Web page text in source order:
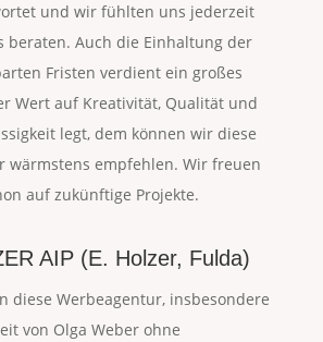
und wir fühlten uns jederzeit
beraten. Auch die Einhaltung der
Fristen verdient ein großes
Wert auf Kreativität, Qualität und
legt, dem können wir diese
wärmstens empfehlen. Wir freuen
auf zukünftige Projekte.
AIP (E. Holzer, Fulda)
diese Werbeagentur, insbesondere
von Olga Weber ohne